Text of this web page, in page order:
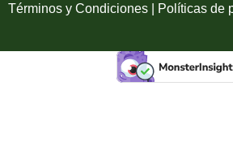
Términos y Condiciones | Políticas de